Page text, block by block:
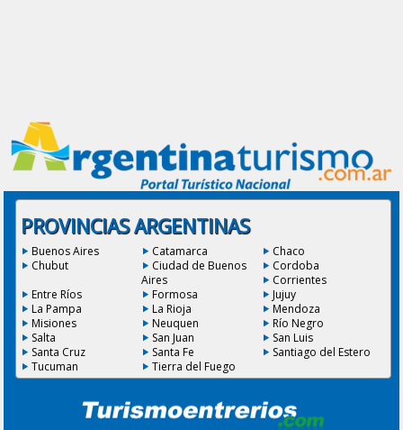
PROVINCIAS ARGENTINAS
Buenos Aires Catamarca
Chaco
Chubut
Ciudad de Buenos
Aires
Cordoba
Corrientes
Entre Ríos
Formosa
Jujuy
La Pampa
La Rioja
Mendoza
Misiones
Neuquen
Río Negro
Salta
San Juan
San Luis
Santa Cruz
Santa Fe
Santiago del Estero
Tucuman
Tierra del Fuego